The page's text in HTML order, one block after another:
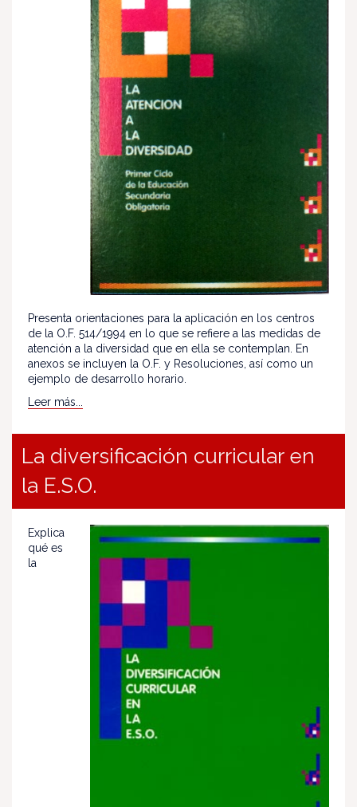
Presenta orientaciones para la aplicación en los centros
de la O.F. 514/1994 en lo que se refiere a las medidas de
atención a la diversidad que en ella se contemplan. En
anexos se incluyen la O.F. y Resoluciones, así como un
ejemplo de desarrollo horario.
Leer más...
La diversificación curricular en
la E.S.O.
Explica
qué es
la